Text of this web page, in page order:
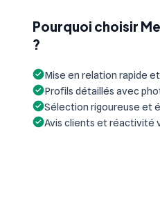
Pourquoi choisir
?
Mise en relation rapide
Profils détaillés avec
Sélection rigoureuse et
Avis clients et réactivité